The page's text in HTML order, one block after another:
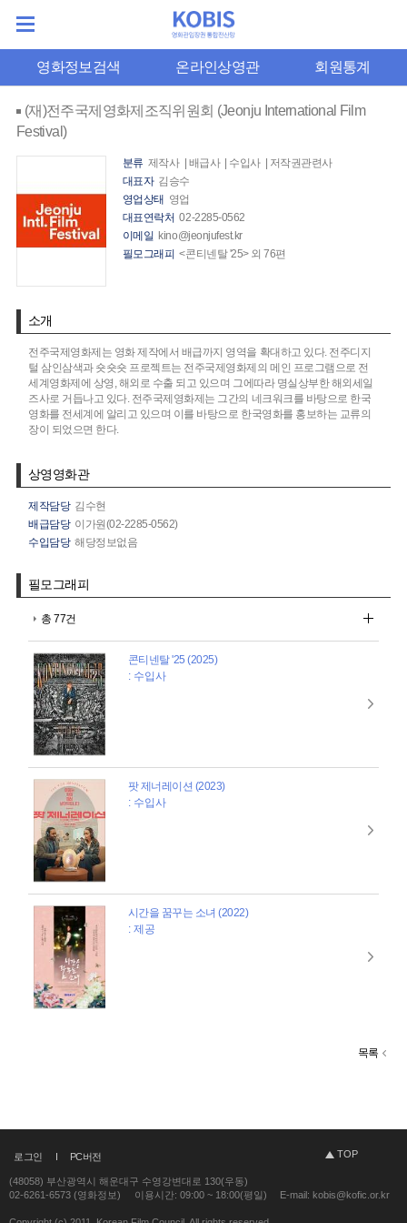
영화정보검색 온라인상영관 회원통계
(재)전주국제영화제조직위원회 (Jeonju International Film
Festival)
분류 제작사 | 배급사 | 수입사 | 저작권관련사
대표자 김승수
영업상태 영업
대표연락처 02-2285-0562
이메일 kino@jeonjufest.kr
필모그래피 <콘티넨탈 '25> 외 76편
소개
전주국제영화제는 영화 제작에서 배급까지 영역을 확대하고 있다. 전주디지
털 삼인삼색과 숏숏숏 프로젝트는 전주국제영화제의 메인 프로그램으로 전
세계영화제에 상영, 해외로 수출 되고 있으며 그에따라 명실상부한 해외세일
즈사로 거듭나고 있다. 전주국제영화제는 그간의 네크워크를 바탕으로 한국
영화를 전세계에 알리고 있으며 이를 바탕으로 한국영화를 홍보하는 교류의
장이 되었으면 한다.
상영영화관
제작담당 김수현
배급담당 이가원(02-2285-0562)
수입담당 해당정보없음
필모그래피
총 77건
콘티넨탈 '25 (2025)
: 수입사
팟 제너레이션 (2023)
: 수입사
시간을 꿈꾸는 소녀 (2022)
: 제공
목록
로그인 PC버전 TOP
(48058) 부산광역시 해운대구 수영강변대로 130(우동)
02-6261-6573 (영화정보)
이용시간: 09:00 ~ 18:00(평일) E-mail: kobis@kofic.or.kr